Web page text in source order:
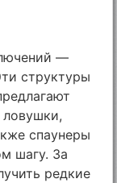
—
структуры
спаунеры
шагу. За
редкие